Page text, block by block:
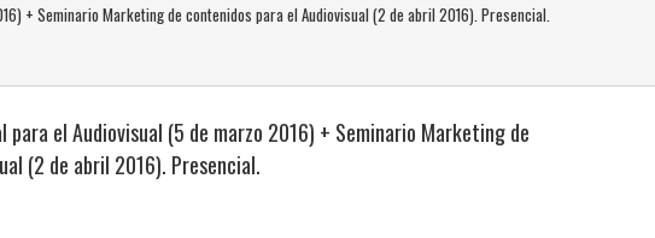
+ Seminario Marketing de contenidos para el Audiovisual (2 de abril 2016). Presencial.
el Audiovisual (5 de marzo 2016) + Seminario Marketing de
(2 de abril 2016). Presencial.